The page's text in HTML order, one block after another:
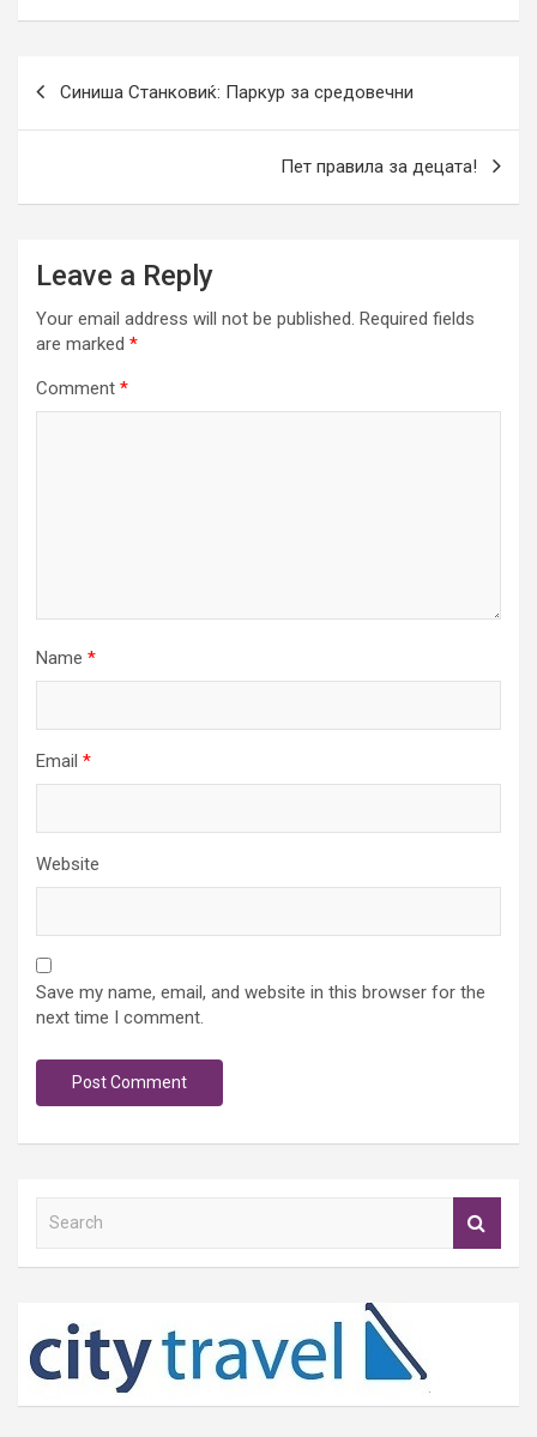
Синиша Станковиќ: Паркур за средовечни
Пет правила за децата!
Leave a Reply
Your email address will not be published. Required fields
are marked *
Comment *
Name *
Email *
Website
Save my name, email, and website in this browser for the
next time I comment.
h